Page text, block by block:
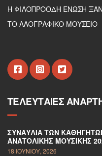
Η ΦΙΛΟΠΡΟΟΔΗ ΕΝΩΣΗ
ΤΟ ΛΑΟΓΡΑΦΙΚΟ ΜΟΥΣΕΙΟ
ΤΕΛΕΥΤΑΊΕΣ
ΣΥΝΑΥΛΊΑ ΤΩΝ
ΑΝΑΤΟΛΙΚΉΣ ΜΟΥΣΙΚΉΣ
18 ΙΟΥΝΊΟΥ, 2026